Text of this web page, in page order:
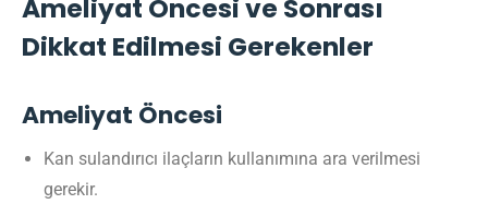
Ameliyat Öncesi ve Sonrası
Dikkat Edilmesi Gerekenler
Ameliyat Öncesi
Kan sulandırıcı ilaçların kullanımına ara verilmesi
gerekir.